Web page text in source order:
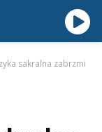
sakralna zabrzmi